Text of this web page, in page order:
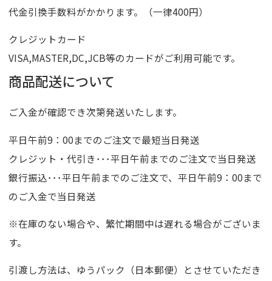
代金引換手数料がかかります。（一律400円）
クレジットカード
VISA,MASTER,DC,JCB等のカードがご利用可能です。
商品配送について
ご入金が確認でき次第発送いたします。
平日午前9：00までのご注文で最短当日発送
クレジット・代引き･･･平日午前までのご注文で当日発送
銀行振込･･･平日午前までのご注文で、平日午前9：00まで
のご入金で当日発送
※在庫のない場合や、繁忙期間中は遅れる場合がございま
す。
引渡し方法は、ゆうパック（日本郵便）とさせていただき